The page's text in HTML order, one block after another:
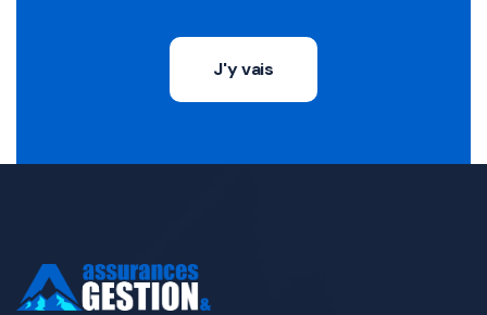
J'y vais